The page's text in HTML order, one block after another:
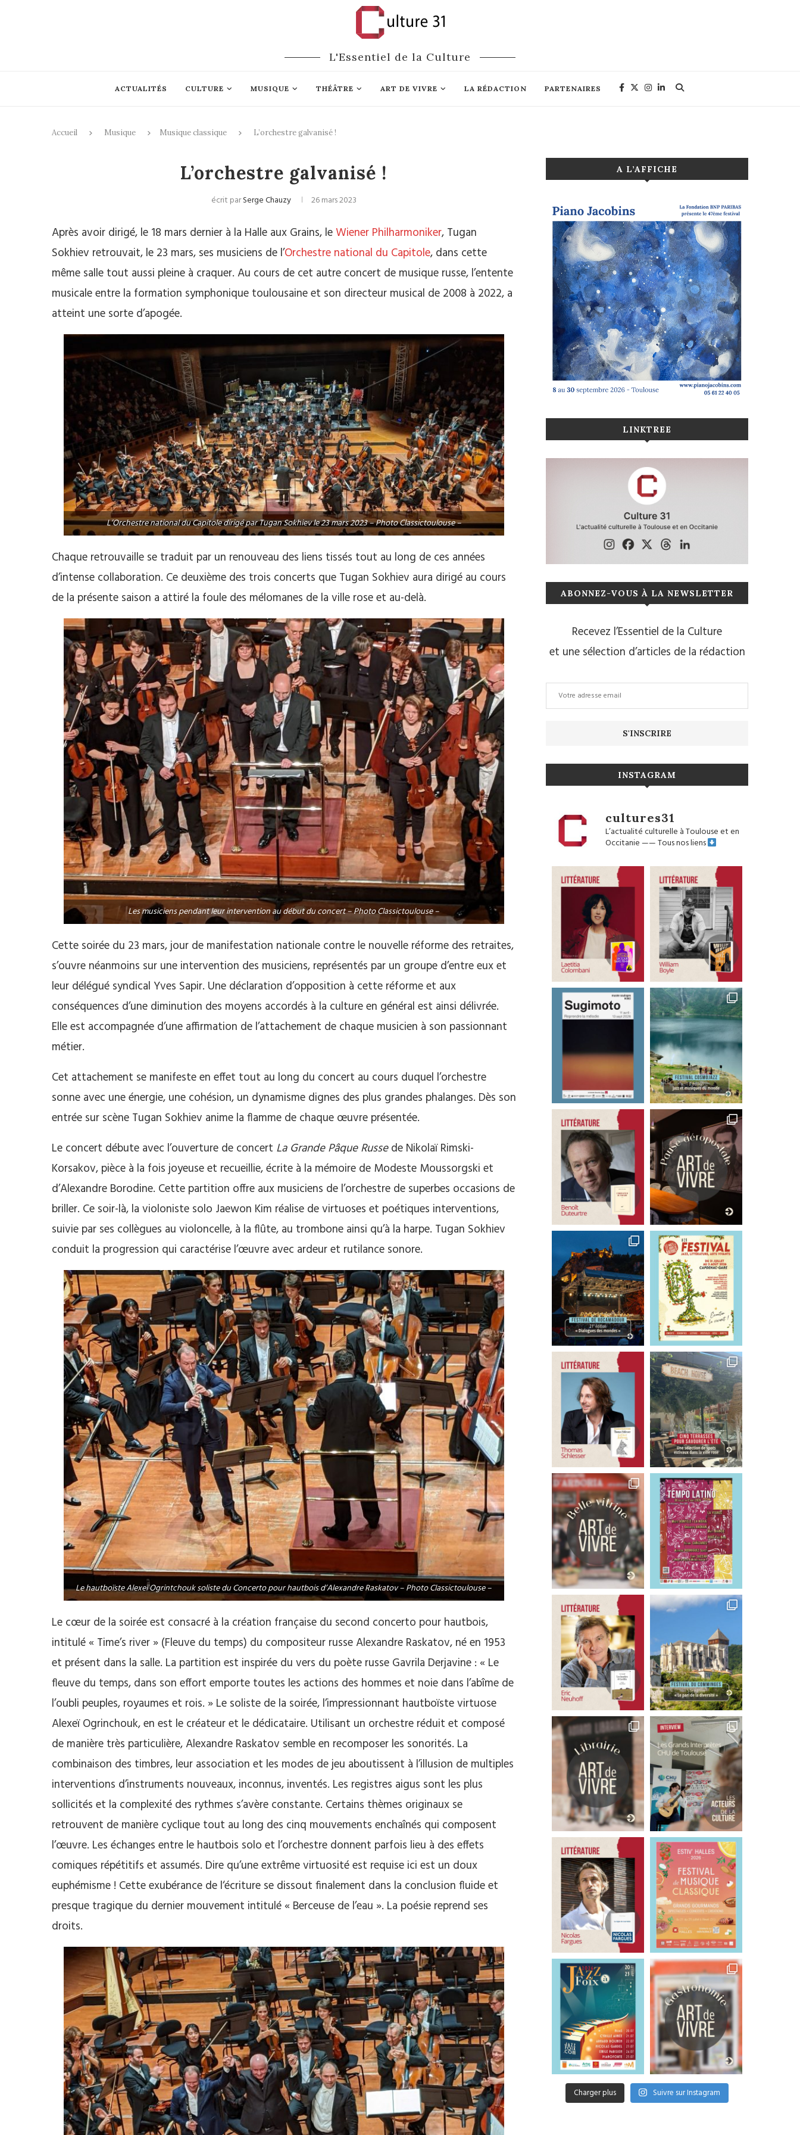
L'Essentiel de la Culture
ACTUALITÉS CULTURE MUSIQUE THÉÂTRE ART DE VIVRE LA RÉDACTION PARTENAIRES
Accueil Musique Musique classique L’orchestre galvanisé !
L’orchestre galvanisé !
écrit parSerge Chauzy 26 mars 2023
Après avoir dirigé, le 18 mars dernier à la Halle aux Grains, leWiener Philharmoniker, Tugan
Sokhiev retrouvait, le 23 mars, ses musiciens de l’Orchestre national du Capitole, dans cette
même salle tout aussi pleine à craquer. Au cours de cet autre concert de musique russe, l’entente
musicale entre la formation symphonique toulousaine et son directeur musical de 2008 à 2022, a
atteint une sorte d’apogée.
L’Orchestre national du Capitole dirigé par Tugan Sokhiev le 23 mars 2023 – Photo Classictoulouse –
Chaque retrouvaille se traduit par un renouveau des liens tissés tout au long de ces années
d’intense collaboration. Ce deuxième des trois concerts que Tugan Sokhiev aura dirigé au cours
de la présente saison a attiré la foule des mélomanes de la ville rose et au-delà.
Les musiciens pendant leur intervention au début du concert – Photo Classictoulouse –
Cette soirée du 23 mars, jour de manifestation nationale contre le nouvelle réforme des retraites,
s’ouvre néanmoins sur une intervention des musiciens, représentés par un groupe d’entre eux et
leur délégué syndical Yves Sapir. Une déclaration d’opposition à cette réforme et aux
conséquences d’une diminution des moyens accordés à la culture en général est ainsi délivrée.
Elle est accompagnée d’une affirmation de l’attachement de chaque musicien à son passionnant
métier.
Cet attachement se manifeste en effet tout au long du concert au cours duquel l’orchestre
sonne avec une énergie, une cohésion, un dynamisme dignes des plus grandes phalanges. Dès son
entrée sur scène Tugan Sokhiev anime la flamme de chaque œuvre présentée.
Le concert débute avec l’ouverture de concert La Grande Pâque Russede Nikolaï Rimski-
Korsakov, pièce à la fois joyeuse et recueillie, écrite à la mémoire de Modeste Moussorgski et
d’Alexandre Borodine. Cette partition offre aux musiciens de l’orchestre de superbes occasions de
briller. Ce soir-là, la violoniste solo Jaewon Kim réalise de virtuoses et poétiques interventions,
suivie par ses collègues au violoncelle, à la flûte, au trombone ainsi qu’à la harpe. Tugan Sokhiev
conduit la progression qui caractérise l’œuvre avec ardeur et rutilance sonore.
Le hautboïste Alexeï Ogrintchouk soliste du Concerto pour hautbois d’Alexandre Raskatov – Photo Classictoulouse –
Le cœur de la soirée est consacré à la création française du second concerto pour hautbois,
intitulé « Time’s river » (Fleuve du temps) du compositeur russe Alexandre Raskatov, né en 1953
et présent dans la salle. La partition est inspirée du vers du poète russe Gavrila Derjavine : « Le
fleuve du temps, dans son effort emporte toutes les actions des hommes et noie dans l’abîme de
l’oubli peuples, royaumes et rois. » Le soliste de la soirée, l’impressionnant hautboïste virtuose
Alexeï Ogrinchouk, en est le créateur et le dédicataire. Utilisant un orchestre réduit et composé
de manière très particulière, Alexandre Raskatov semble en recomposer les sonorités. La
combinaison des timbres, leur association et les modes de jeu aboutissent à l’illusion de multiples
interventions d’instruments nouveaux, inconnus, inventés. Les registres aigus sont les plus
sollicités et la complexité des rythmes s’avère constante. Certains thèmes originaux se
retrouvent de manière cyclique tout au long des cinq mouvements enchaînés qui composent
l’œuvre. Les échanges entre le hautbois solo et l’orchestre donnent parfois lieu à des effets
comiques répétitifs et assumés. Dire qu’une extrême virtuosité est requise ici est un doux
euphémisme ! Cette exubérance de l‘écriture se dissout finalement dans la conclusion fluide et
presque tragique du dernier mouvement intitulé « Berceuse de l’eau ». La poésie reprend ses
droits.
A L’AFFICHE
LINKTREE
ABONNEZ-VOUS À LA NEWSLETTER
Recevez l’Essentiel de la Culture
et une sélection d’articles de la rédaction
INSTAGRAM
cultures31
L’actualité culturelle à Toulouse et en
Occitanie——Tous nos liens
Charger plus Suivre sur Instagram